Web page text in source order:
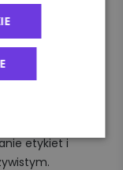
e-commerce
- szerokie
dla przesyłek
czas -
etykiet i